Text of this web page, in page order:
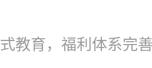
教育，福利体系完